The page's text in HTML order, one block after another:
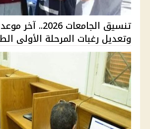
تنسيق الجامعات
وتعديل رغبات المرحلة الأولى